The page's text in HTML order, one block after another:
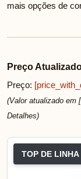
mais opções de
Preço
Preço:
(Valor atualizado em
Detalhes)
TOP DE LINHA